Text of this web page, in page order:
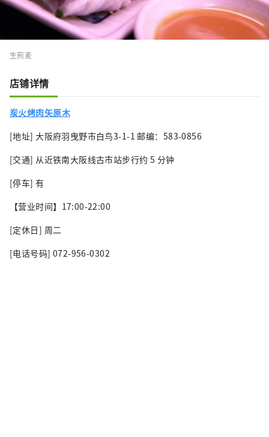
生煎麦
店铺详情
炭火烤肉矢原木
[地址] 大阪府羽曳野市白鸟3-1-1 邮编：583-0856
[交通] 从近铁南大阪线古市站步行约 5 分钟
[停车] 有
【营业时间】17:00-22:00
[定休日] 周二
[电话号码] 072-956-0302